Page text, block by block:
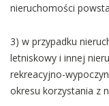
nieruchomości
3) w przypadku
letniskowy i innej
rekreacyjno-
okresu korzystania z